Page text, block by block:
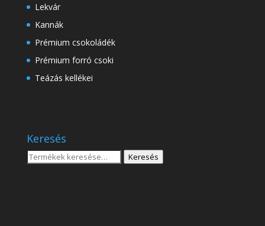
Lekvár
Kannák
Prémium csokoládék
Prémium forró csoki
Teázás kellékei
Keresés
Keresés
Keresés